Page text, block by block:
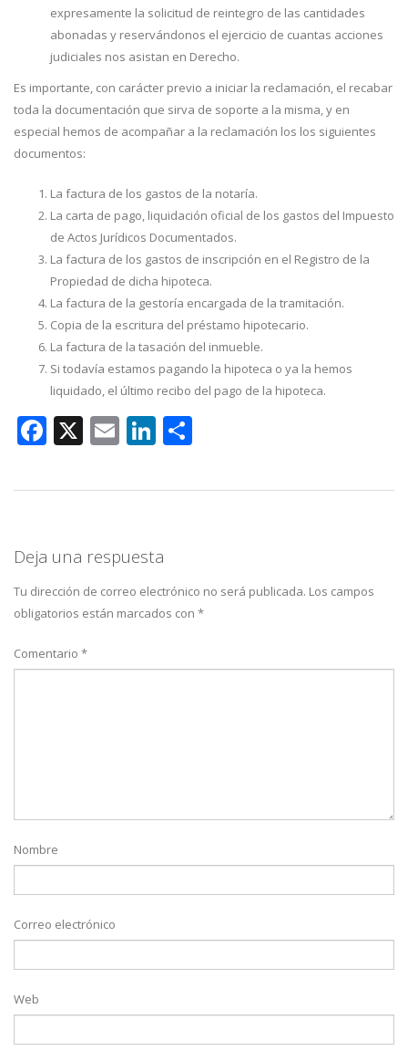
expresamente la solicitud de reintegro de las cantidades
abonadas y reservándonos el ejercicio de cuantas acciones
judiciales nos asistan en Derecho.
Es importante, con carácter previo a iniciar la reclamación, el recabar
toda la documentación que sirva de soporte a la misma, y en
especial hemos de acompañar a la reclamación los los siguientes
documentos:
La factura de los gastos de la notaría.
La carta de pago, liquidación oficial de los gastos del Impuesto
de Actos Jurídicos Documentados.
La factura de los gastos de inscripción en el Registro de la
Propiedad de dicha hipoteca.
La factura de la gestoría encargada de la tramitación.
Copia de la escritura del préstamo hipotecario.
La factura de la tasación del inmueble.
Si todavía estamos pagando la hipoteca o ya la hemos
liquidado, el último recibo del pago de la hipoteca.
Facebook
X EmailLinkedIn
Deja una respuesta
Tu dirección de correo electrónico no será publicada. Los campos
obligatorios están marcados con *
Comentario *
Nombre
Correo electrónico
Web